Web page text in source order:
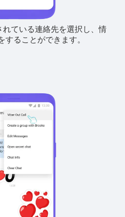
れている連絡先を選択し、情
することができます。